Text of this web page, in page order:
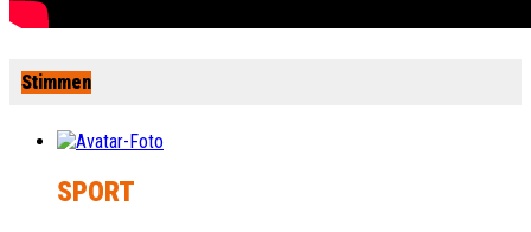
Stimmen
SPORT